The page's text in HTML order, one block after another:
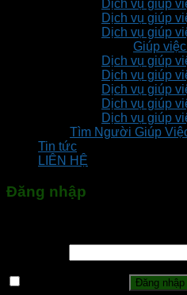
Dịch vụ giúp
Dịch vụ giúp
Dịch vụ giúp
Giúp
Dịch vụ giúp
Dịch vụ giúp
Dịch vụ giúp
Dịch vụ giúp
Dịch vụ giúp
Tìm Người Giúp
Tin tức
LIÊN HỆ
Đăng nhập
Đăng nhập